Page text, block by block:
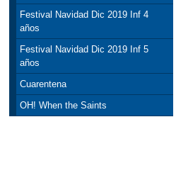
Festival Navidad Dic 2019 Inf 4
años
Festival Navidad Dic 2019 Inf 5
años
Cuarentena
OH! When the Saints